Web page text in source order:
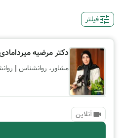
فیلتر
دکتر مرضیه
مشاور، روانشناس |
آنلاین